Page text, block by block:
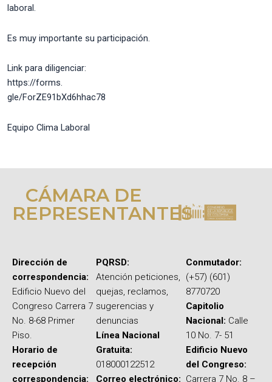
laboral.
Es muy importante su participación.
Link para diligenciar:
https://forms.
gle/ForZE91bXd6hhac78
Equipo Clima Laboral
CÁMARA DE
REPRESENTANTES
Dirección de
correspondencia:
Edificio Nuevo del
Congreso Carrera 7
No. 8-68 Primer
Piso.
Horario de
recepción
correspondencia:
PQRSD:
Atención peticiones,
quejas, reclamos,
sugerencias y
denuncias
Línea Nacional
Gratuita:
018000122512
Correo electrónico:
Conmutador:
(+57) (601)
8770720
Capitolio
Nacional: Calle
10 No. 7- 51
Edificio Nuevo
del Congreso:
Carrera 7 No. 8 –